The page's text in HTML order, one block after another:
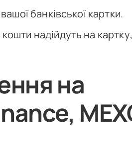
банківської картки.
надійдуть на
на